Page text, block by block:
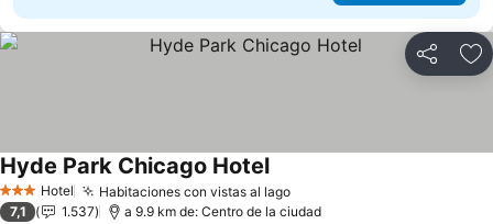
Compartir
3 Estrellas
Hotel Habitaciones con vistas al lago
Hyde Park Chicago Hotel
7,1 1.537 a 9.9 km de: Centro de la ciudad